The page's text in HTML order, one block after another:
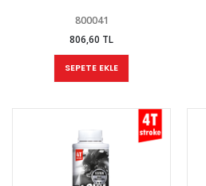
800041
806,60 TL
SEPETE EKLE